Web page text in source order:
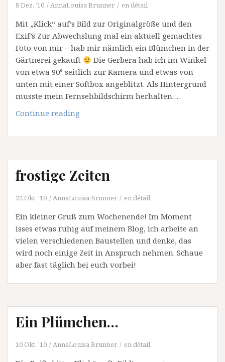
8 Dez. ’10 AnnaLouisa Brunner en détail
Mit „Klick“ auf’s Bild zur Originalgröße und den
Exif’s Zur Abwechslung mal ein aktuell gemachtes
Foto von mir – hab mir nämlich ein Blümchen in der
Gärtnerei gekauft
Die Gerbera hab ich im Winkel
von etwa 90° seitlich zur Kamera und etwas von
unten mit einer Softbox angeblitzt. Als Hintergrund
musste mein Fernsehbildschirm herhalten.…
Continue reading
frostige Zeiten
22 Okt. ’10 AnnaLouisa Brunner en détail
Ein kleiner Gruß zum Wochenende! Im Moment
isses etwas ruhig auf meinem Blog, ich arbeite an
vielen verschiedenen Baustellen und denke, das
wird noch einige Zeit in Anspruch nehmen. Schaue
aber fast täglich bei euch vorbei!
Ein Plümchen…
10 Okt. ’10 AnnaLouisa Brunner en détail